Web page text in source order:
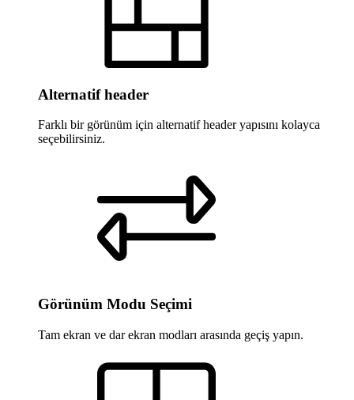
Alternatif header
Farklı bir görünüm için alternatif header yapısını kolayca
seçebilirsiniz.
Görünüm Modu Seçimi
Tam ekran ve dar ekran modları arasında geçiş yapın.